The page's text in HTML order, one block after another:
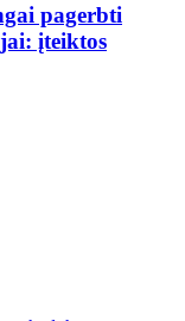
pagerbti
įteiktos